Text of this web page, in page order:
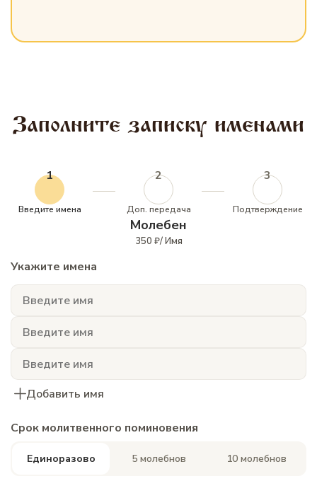
Заполните записку именами
1
Введите имена
2
Доп. передача
3
Подтверждение
Молебен
350 ₽/ Имя
Укажите имена
Добавить имя
Срок молитвенного поминовения
Единоразово 5 молебнов 10 молебнов